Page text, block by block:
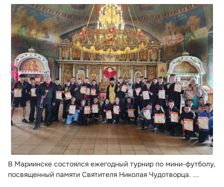
В Мариинске состоялся ежегодный турнир по мини-футболу,
посвященный памяти Святителя Николая Чудотворца. ...